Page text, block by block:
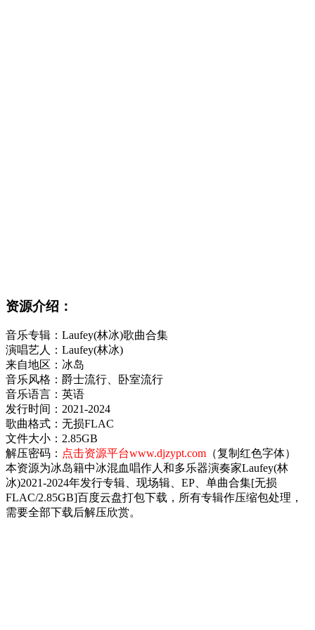
资源介绍：
音乐专辑：Laufey(林冰)歌曲合集
演唱艺人：Laufey(林冰)
来自地区：冰岛
音乐风格：爵士流行、卧室流行
音乐语言：英语
发行时间：2021-2024
歌曲格式：无损FLAC
文件大小：2.85GB
解压密码： 点击资源平台www.djzypt.com （复制红色字体）
本资源为冰岛籍中冰混血唱作人和多乐器演奏家Laufey(林
冰)2021-2024年发行专辑、现场辑、EP、单曲合集[无损
FLAC/2.85GB]百度云盘打包下载，所有专辑作压缩包处理，
需要全部下载后解压欣赏。